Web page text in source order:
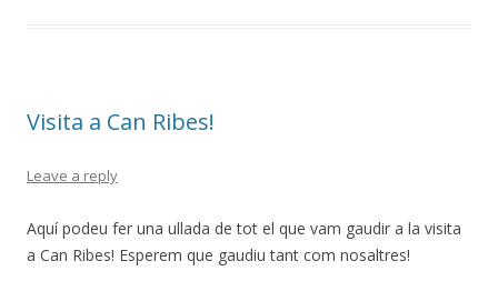
Visita a Can Ribes!
Leave a reply
Aquí podeu fer una ullada de tot el que vam gaudir a la visita
a Can Ribes! Esperem que gaudiu tant com nosaltres!